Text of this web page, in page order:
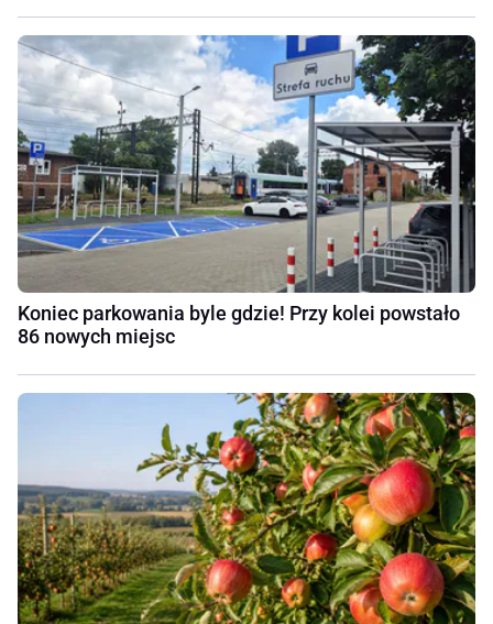
Koniec parkowania byle gdzie! Przy kolei powstało
86 nowych miejsc